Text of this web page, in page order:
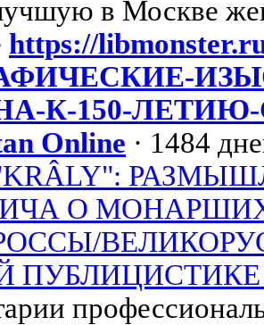
в Москве
https://
К-150-
Online · 1484
О
ПУБЛИЦИСТИКЕ